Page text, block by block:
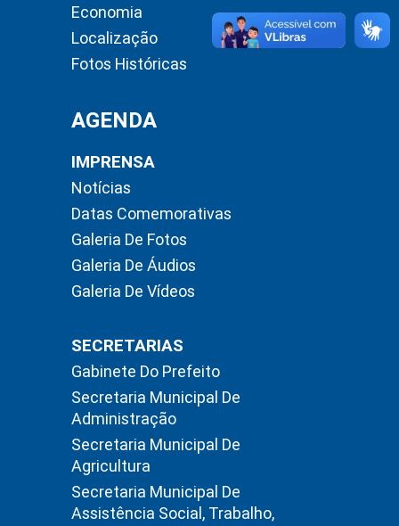
Economia
Localização
Fotos Históricas
AGENDA
IMPRENSA
Notícias
Datas Comemorativas
Galeria De Fotos
Galeria De Áudios
Galeria De Vídeos
SECRETARIAS
Gabinete Do Prefeito
Secretaria Municipal De
Administração
Secretaria Municipal De
Agricultura
Secretaria Municipal De
Assistência Social, Trabalho,